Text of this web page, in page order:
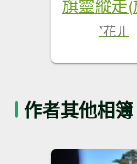
*花ㄦ
作者其他相簿